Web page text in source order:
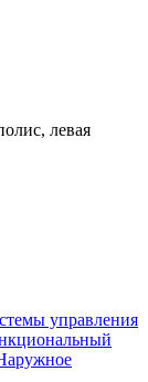
левая
управления